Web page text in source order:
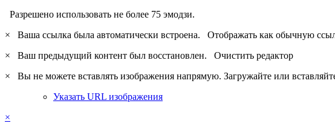
Разрешено использовать не более 75 эмодзи.
×
Ваша ссылка была автоматически встроена. Отображать как обычную
×
Ваш предыдущий контент был восстановлен. Очистить редактор
×
Вы не можете вставлять изображения напрямую. Загружайте или
Указать URL изображения
×